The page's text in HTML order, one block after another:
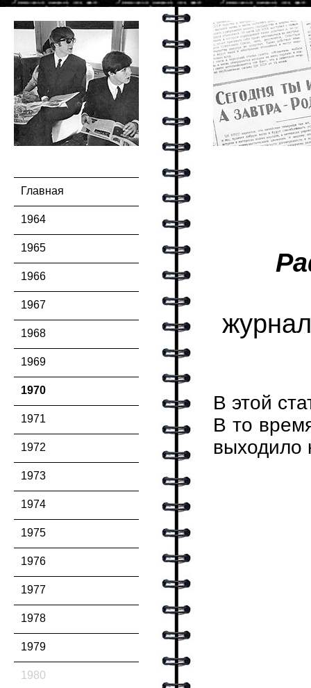
Главная
1964
1965
1966
1967
1968
1969
1970
1971
1972
1973
1974
1975
1976
1977
1978
1979
1980
В этой
В то
выходило